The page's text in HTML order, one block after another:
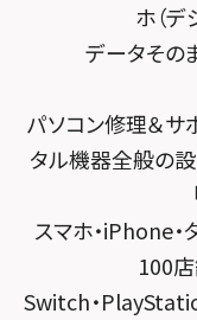
スマホスピタ
スマホスピタ
スマホスピタ
スマホスピタ
スマホスピタル
スマホスピタ
スマホスピタ
スマホスピタ
スマホスピタ
スマホスピタ
ホ（デ
データその
パソコン修理＆サ
タル機器全般の
スマホ・iPhone
100店
Switch・